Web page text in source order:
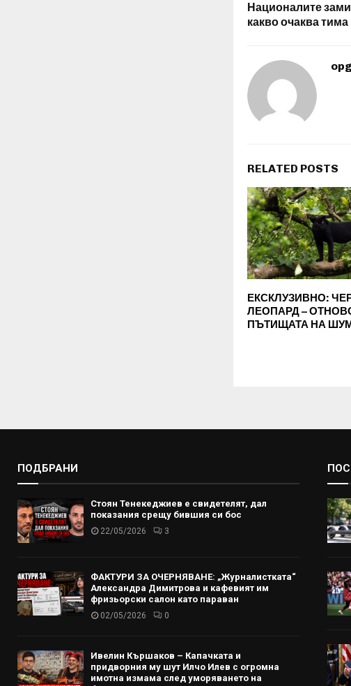
Националите
какво очаква
RELATED POSTS
ЕКСКЛУЗИВНО:
ЛЕОПАРД –
ПЪТИЩАТА НА
ПОДБРАНИ
Стоян Тенекеджиев е свидетелят, дал
показания срещу бившия си бос
22/05/2026 3
ФАКТУРИ ЗА ОЧЕРНЯВАНЕ: „Журналистката“
Александра Димитрова и кафевият им
фризьорски салон като параван
02/05/2026 0
Ивелин Кършаков – Капачката и
придворния му шут Илчо Илев с огромна
имотна измама след уморяването на